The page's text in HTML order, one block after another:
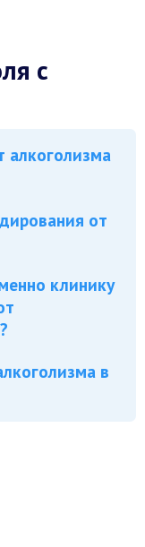
с
алкоголизма
от
клинику
в